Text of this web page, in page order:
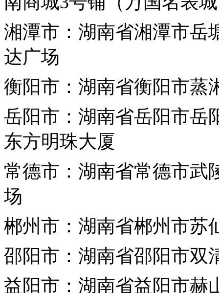
湘潭市：湖南省湘潭市岳
达广场
衡阳市：湖南省衡阳市蒸
岳阳市：湖南省岳阳市岳
东方明珠大厦
常德市：湖南省常德市武
场
郴州市：湖南省郴州市苏
邵阳市：湖南省邵阳市双
益阳市：湖南省益阳市赫